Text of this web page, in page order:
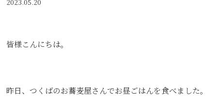
2023.05.20
皆様こんにちは。
昨日、つくばのお蕎麦屋さんでお昼ごはんを食べました。